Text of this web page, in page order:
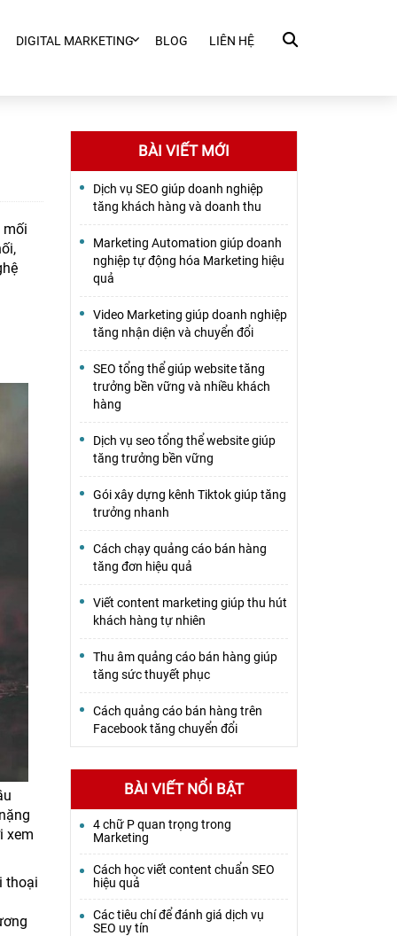
DIGITAL MARKETING BLOG LIÊN HỆ
mối
xem
thoại
BÀI VIẾT MỚI
Dịch vụ SEO giúp doanh nghiệp
tăng khách hàng và doanh thu
Marketing Automation giúp doanh
nghiệp tự động hóa Marketing hiệu
quả
Video Marketing giúp doanh nghiệp
tăng nhận diện và chuyển đổi
SEO tổng thể giúp website tăng
trưởng bền vững và nhiều khách
hàng
Dịch vụ seo tổng thể website giúp
tăng trưởng bền vững
Gói xây dựng kênh Tiktok giúp tăng
trưởng nhanh
Cách chạy quảng cáo bán hàng
tăng đơn hiệu quả
Viết content marketing giúp thu hút
khách hàng tự nhiên
Thu âm quảng cáo bán hàng giúp
tăng sức thuyết phục
Cách quảng cáo bán hàng trên
Facebook tăng chuyển đổi
BÀI VIẾT NỔI BẬT
4 chữ P quan trọng trong
Marketing
Cách học viết content chuẩn SEO
hiệu quả
Các tiêu chí để đánh giá dịch vụ
SEO uy tín